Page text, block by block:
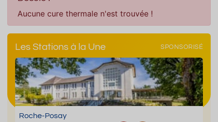
Aucune cure thermale n'est trouvée !
Les Stations à la Une SPONSORISÉ
Roche-Posay